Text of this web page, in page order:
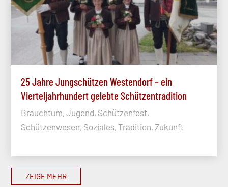
25 Jahre Jungschützen Westendorf – ein
Vierteljahrhundert gelebte Schützentradition
Brauchtum, Jugend, Schützenfest,
Schützenwesen, Soziales, Tradition, Zukunft
ZEIGE MEHR